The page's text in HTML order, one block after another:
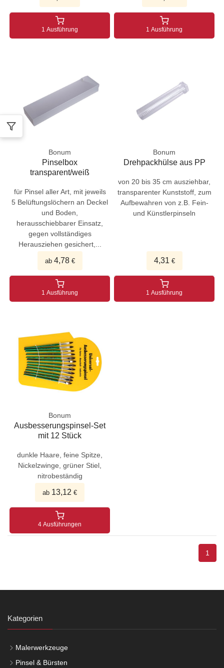
1 Ausführung 1 Ausführung
Bonum
Pinselbox
transparent/weiß
für Pinsel aller Art, mit jeweils
5 Belüftungslöchern an Deckel
und Boden,
herausschiebbarer Einsatz,
gegen vollständiges
Herausziehen gesichert,...
ab 4,78€
1 Ausführung
Bonum
Drehpackhülse aus PP
von 20 bis 35 cm ausziehbar,
transparenter Kunststoff, zum
Aufbewahren von z.B. Fein-
und Künstlerpinseln
4,31€
1 Ausführung
Bonum
Ausbesserungspinsel-Set
mit 12 Stück
dunkle Haare, feine Spitze,
Nickelzwinge, grüner Stiel,
nitrobeständig
ab 13,12 €
4 Ausführungen
1
Kategorien
Malerwerkzeuge
Pinsel & Bürsten